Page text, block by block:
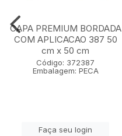
CAPA PREMIUM BORDADA
COM APLICACAO 387 50
cm x 50 cm
Código: 372387
Embalagem: PECA
Faça seu login